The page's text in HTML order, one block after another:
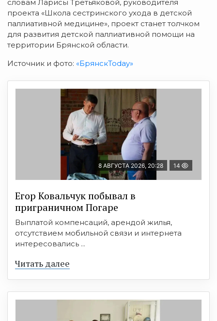
словам Ларисы Третьяковой, руководителя
проекта «Школа сестринского ухода в детской
паллиативной медицине», проект станет толчком
для развития детской паллиативной помощи на
территории Брянской области.
Источник и фото: «БрянскToday»
8 АВГУСТА 2026, 20:28 14
Егор Ковальчук побывал в
приграничном Погаре
Выплатой компенсаций, арендой жилья,
отсутствием мобильной связи и интернета
интересовались ...
Читать далее